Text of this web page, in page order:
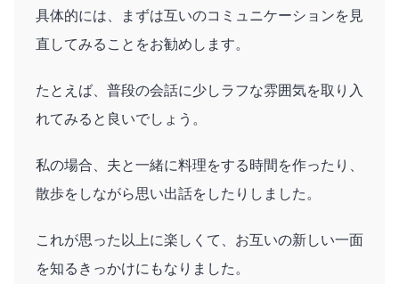
具体的には、まずは互いのコミュニケーションを見
直してみることをお勧めします。
たとえば、普段の会話に少しラフな雰囲気を取り入
れてみると良いでしょう。
私の場合、夫と一緒に料理をする時間を作ったり、
散歩をしながら思い出話をしたりしました。
これが思った以上に楽しくて、お互いの新しい一面
を知るきっかけにもなりました。